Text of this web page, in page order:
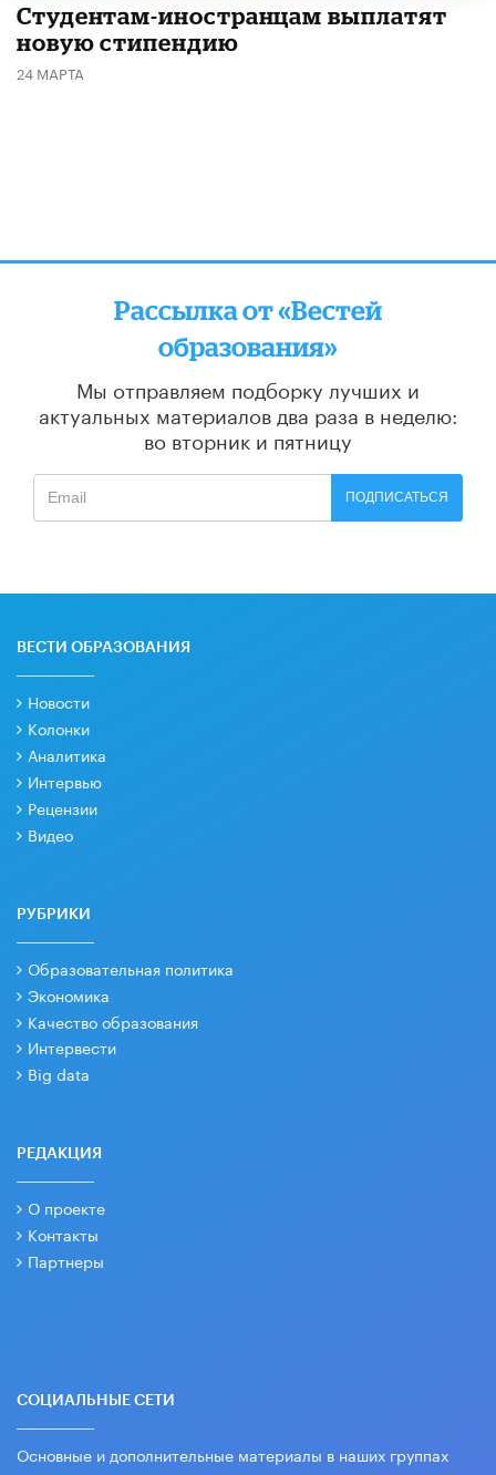
Студентам-иностранцам выплатят
новую стипендию
24 МАРТА
Рассылка от «Вестей
образования»
Мы отправляем подборку лучших и
актуальных материалов два раза в неделю:
во вторник и пятницу
ПОДПИСАТЬСЯ
ВЕСТИ ОБРАЗОВАНИЯ
Новости
Колонки
Аналитика
Интервью
Рецензии
Видео
РУБРИКИ
Образовательная политика
Экономика
Качество образования
Интервести
Big data
РЕДАКЦИЯ
О проекте
Контакты
Партнеры
СОЦИАЛЬНЫЕ СЕТИ
Основные и дополнительные материалы в наших группах